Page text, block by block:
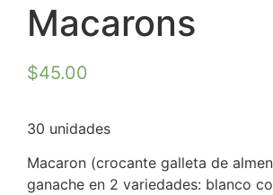
Macarons
$45.00
30 unidades
Macaron (crocante galleta de
ganache en 2 variedades: blanco